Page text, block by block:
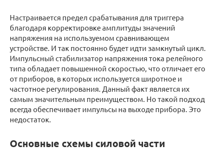
Настраивается предел срабатывания для триггера
благодаря корректировке амплитуды значений
напряжения на используемом сравнивающем
устройстве. И так постоянно будет идти замкнутый цикл.
Импульсный стабилизатор напряжения тока релейного
типа обладает повышенной скоростью, что отличает его
от приборов, в которых используется широтное и
частотное регулирования. Данный факт является их
самым значительным преимуществом. Но такой подход
всегда обеспечивает импульсы на выходе прибора. Это
недостаток.
Основные схемы силовой части